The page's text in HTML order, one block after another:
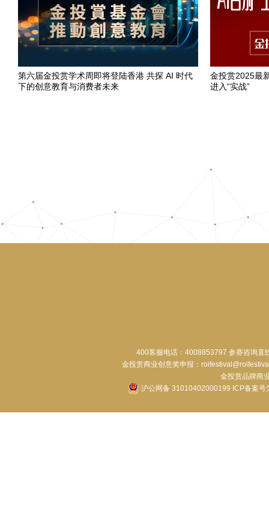
第六届金投赏学术周即将登陆香港 共探 AI 时代
下的创意教育与消费者未来
金投赏2025最
进入“实战”
400客服电话：4008853797 参赛咨询
金投赏商业创意奖申报：
金投赏品牌商
沪公网备 31010402000199 ICP备案